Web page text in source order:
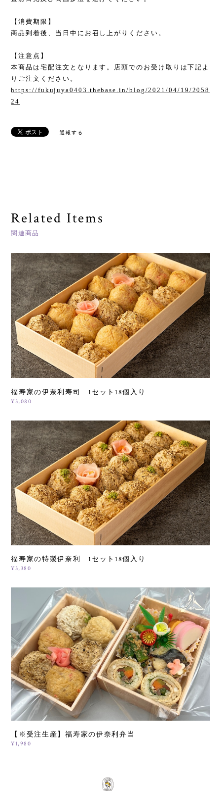
【消費期限】
商品到着後、当日中にお召し上がりください。
【注意点】
本商品は宅配注文となります。店頭でのお受け取りは下記よ
りご注文ください。
https://fukujuya0403.thebase.in/blog/2021/04/19/2058
24
通報する
Related Items
関連商品
福寿家の伊奈利寿司 1セット18個入り
¥3,080
福寿家の特製伊奈利 1セット18個入り
¥3,380
【※受注生産】福寿家の伊奈利弁当
¥1,980